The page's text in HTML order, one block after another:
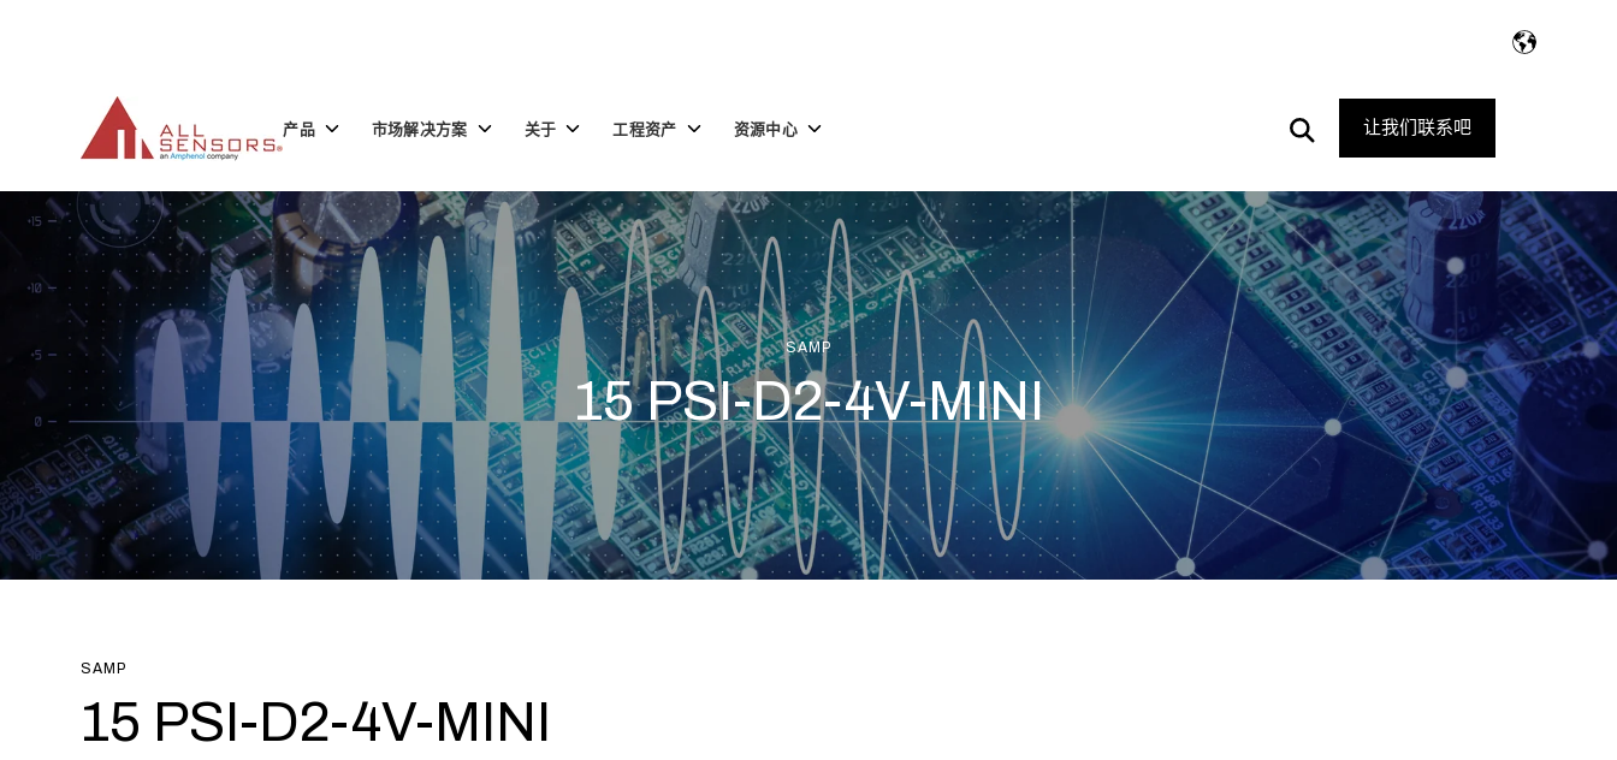
产品 Toggle
品
市场解决方案 Toggle
children
场
解
决
方
关于 Toggle
于
工程资产 Toggle
children
程
资
产
资源中心 Toggle
源
中
心
Open
Search
让我们联系吧
SAMP
15 PSI-D2-4V-MINI
SAMP
15 PSI-D2-4V-MINI